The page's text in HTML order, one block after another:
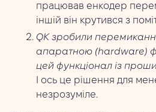
працював енкодер
іншій він крутився з
QK зробили
апаратною (hardware)
цей функціонал із
І ось це рішення для
незрозуміле.